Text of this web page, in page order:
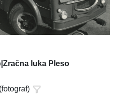
luka Pleso
(fotograf)